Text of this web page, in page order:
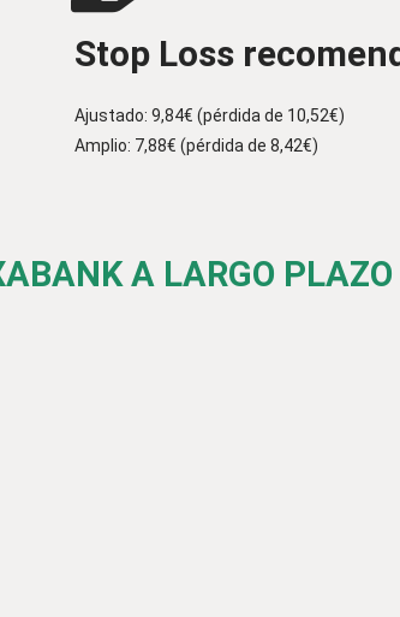
Stop Loss
Ajustado: 9,84€ (pérdida de 10,52€)
Amplio: 7,88€ (pérdida de 8,42€)
A LARGO PLAZO